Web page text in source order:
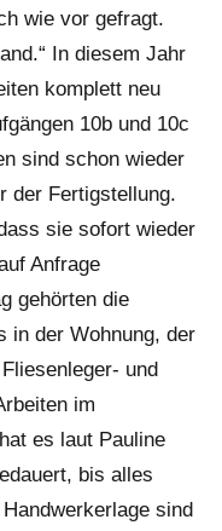
wie vor gefragt.
In diesem Jahr
komplett neu
10b und 10c
sind schon wieder
der Fertigstellung.
sie sofort wieder
Anfrage
gehörten die
in der Wohnung, der
und
im
es laut Pauline
bis alles
sind